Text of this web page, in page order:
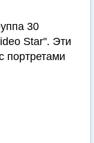
30
Star". Эти
портретами